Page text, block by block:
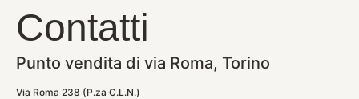
Contatti
Punto vendita di via Roma, Torino
Via Roma 238 (P.za C.L.N.)